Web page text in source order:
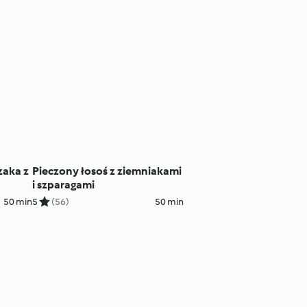
z
50 min
Pieczony łosoś z ziemniakami
i szparagami
5 (56) 50 min